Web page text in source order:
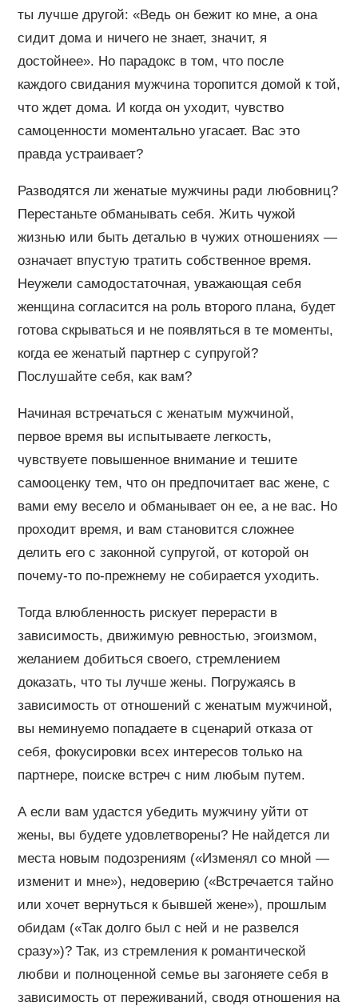
ты лучше другой: «Ведь он бежит ко мне, а она
сидит дома и ничего не знает, значит, я
достойнее». Но парадокс в том, что после
каждого свидания мужчина торопится домой к той,
что ждет дома. И когда он уходит, чувство
самоценности моментально угасает. Вас это
правда устраивает?
Разводятся ли женатые мужчины ради любовниц?
Перестаньте обманывать себя. Жить чужой
жизнью или быть деталью в чужих отношениях —
означает впустую тратить собственное время.
Неужели самодостаточная, уважающая себя
женщина согласится на роль второго плана, будет
готова скрываться и не появляться в те моменты,
когда ее женатый партнер с супругой?
Послушайте себя, как вам?
Начиная встречаться с женатым мужчиной,
первое время вы испытываете легкость,
чувствуете повышенное внимание и тешите
самооценку тем, что он предпочитает вас жене, с
вами ему весело и обманывает он ее, а не вас. Но
проходит время, и вам становится сложнее
делить его с законной супругой, от которой он
почему-то по-прежнему не собирается уходить.
Тогда влюбленность рискует перерасти в
зависимость, движимую ревностью, эгоизмом,
желанием добиться своего, стремлением
доказать, что ты лучше жены. Погружаясь в
зависимость от отношений с женатым мужчиной,
вы неминуемо попадаете в сценарий отказа от
себя, фокусировки всех интересов только на
партнере, поиске встреч с ним любым путем.
А если вам удастся убедить мужчину уйти от
жены, вы будете удовлетворены? Не найдется ли
места новым подозрениям («Изменял со мной —
изменит и мне»), недоверию («Встречается тайно
или хочет вернуться к бывшей жене»), прошлым
обидам («Так долго был с ней и не развелся
сразу»)? Так, из стремления к романтической
любви и полноценной семье вы загоняете себя в
зависимость от переживаний, сводя отношения на